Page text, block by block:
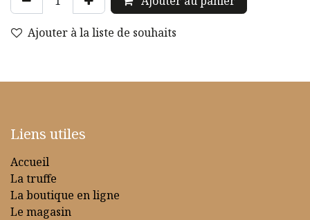
Ajouter à la liste de souhaits
Liens utiles
Accueil
La truffe
La boutique en ligne
Le magasin